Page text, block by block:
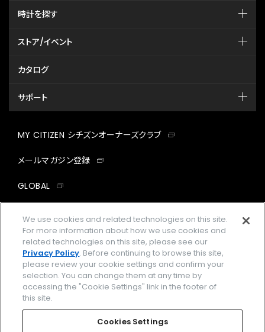
時計を探す
ストア/イベント
カタログ
サポート
MY CITIZEN シチズンオーナーズクラブ
メールマガジン登録
GLOBAL
facebookinstagramtwitter
企業情報 ご利用規約
プライバシーポリシー Cookies Settings
We use cookies and related technologies on this site.
For more information about how we use cookies and
related technologies on this site, please see our
Privacy Policy. Before continuing to browse this site,
please review your cookie settings and confirm your
selection. You can change them at any time by
accessing the "Cookie Settings" link in the footer of
this site.
Cookies Settings